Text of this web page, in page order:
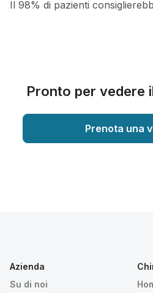
Il 98% di pazienti
Pronto per vedere
Prenota una
Azienda
Su di noi